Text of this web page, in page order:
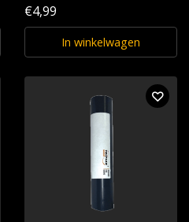
€4,99
In winkelwagen